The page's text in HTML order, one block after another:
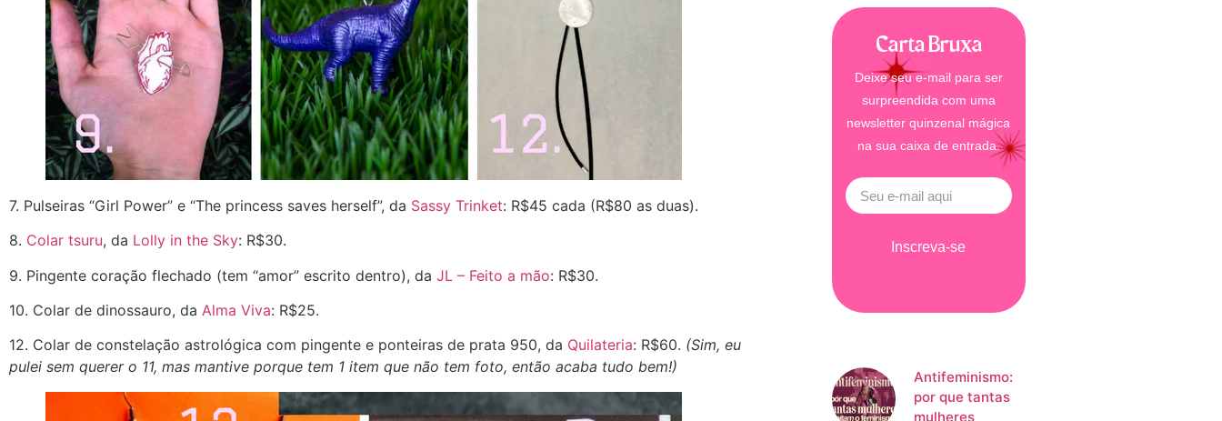
7. Pulseiras “Girl Power” e “The princess saves herself”, da Sassy Trinket: R$45 cada (R$80 as duas).
8. Colar tsuru, da Lolly in the Sky: R$30.
9. Pingente coração flechado (tem “amor” escrito dentro), da JL – Feito a mão: R$30.
10. Colar de dinossauro, da Alma Viva: R$25.
12. Colar de constelação astrológica com pingente e ponteiras de prata 950, da Quilateria: R$60. (Sim, eu
pulei sem querer o 11, mas mantive porque tem 1 item que não tem foto, então acaba tudo bem!)
Carta Bruxa
Deixe seu e-mail para ser
surpreendida com uma
newsletter quinzenal mágica
na sua caixa de entrada.
Inscreva-se
Antifeminismo:
por que tantas
mulheres